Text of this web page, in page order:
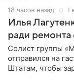
18 часов назад
Илья
ради
Солист группы
отправился на
Штатам, чтобы